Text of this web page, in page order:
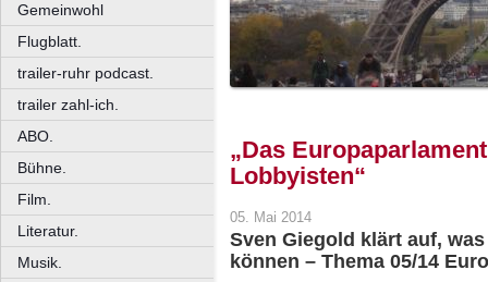
Gemeinwohl
Flugblatt.
trailer-ruhr podcast.
trailer zahl-ich.
ABO.
Bühne.
Film.
Literatur.
Musik.
„Das
Lobbyisten“
05. Mai 2014
Sven Giegold klärt auf,
können – Thema 05/14